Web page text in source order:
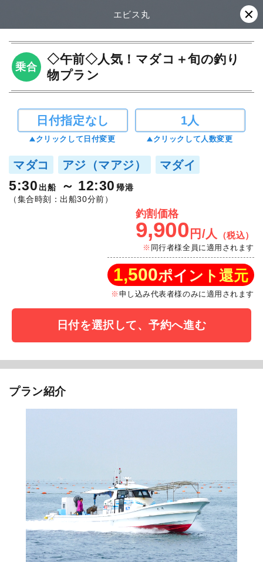
エビス丸
乗合
◇午前◇人気！マダコ＋旬の釣り
物プラン
日付指定なし
クリックして日付変更
1人
クリックして人数変更
マダコ アジ（マアジ） マダイ
5:30 出船 12:30 帰港
（集合時刻：出船30分前）
釣割価格
9,900 円/人 （税込）
同行者様全員に適用されます
1,500ポイント還元
申し込み代表者様のみに適用されます
日付を選択して、予約へ進む
プラン紹介